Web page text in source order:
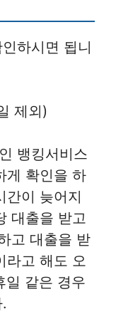
하시면 됩니
제외)
뱅킹서비스
게 확인을 하
간이 늦어지
대출을 받고
고 대출을 받
라고 해도 오
일 같은 경우